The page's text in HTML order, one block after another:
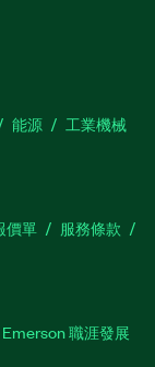
能源
工業機械
價單
服務條款
Emerson 職涯發展